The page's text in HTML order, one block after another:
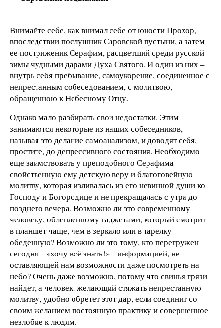
Внимайте себе, как внимал себе от юности Прохор,
впоследствии послушник Саровской пустыни, а затем
ее постриженик Серафим, расцветший среди русской
зимы чудными дарами Духа Святого. И один из них –
внутрь себя пребывание, самоукорение, соединенное с
непрестанным собеседованием, с молитвою,
обращенною к Небесному Отцу.
Однако мало разбирать свои недостатки. Этим
занимаются некоторые из наших собеседников,
называя это делание самоанализом, и доводят себя,
простите, до депрессивного состояния. Необходимо
еще заимствовать у преподобного Серафима
свойственную ему детскую веру и благоговейную
молитву, которая изливалась из его невинной души ко
Господу и Богородице и не прекращалась с утра до
позднего вечера. Возможно ли это современному
человеку, облепленному гаджетами, который смотрит
в планшет чаще, чем в зеркало или в тарелку
обеденную? Возможно ли это тому, кто перегружен
сегодня – «хочу всё знать!» – информацией, не
оставляющей нам возможности даже посмотреть на
небо? Очень даже возможно, потому что свинья грязи
найдет, а человек, желающий стяжать непрестанную
молитву, удобно обретет этот дар, если соединит со
своим желанием постоянную практику и совершенное
незлобие к людям.